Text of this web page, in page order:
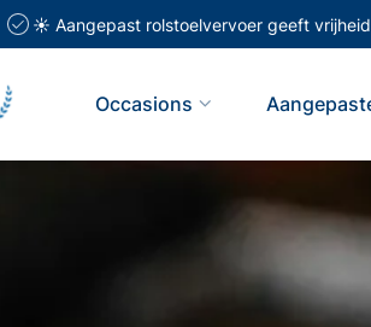
☀️ Aangepast rolstoelvervoer geeft
Occasions